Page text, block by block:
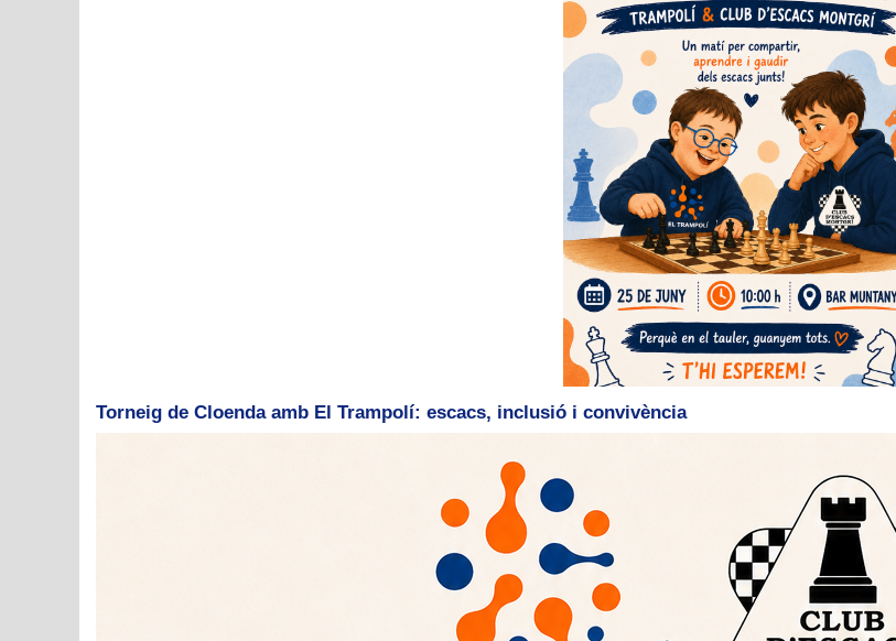
Torneig de Cloenda amb El Trampolí: escacs, inclusió i convivència